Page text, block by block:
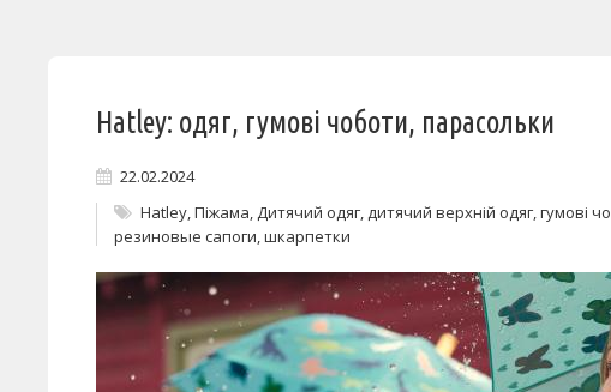
Hatley: одяг, гумові чоботи, парасольки
22.02.2024
Hatley,Піжама,Дитячий одяг,дитячий верхній одяг,гумові чо
резиновые сапоги,шкарпетки